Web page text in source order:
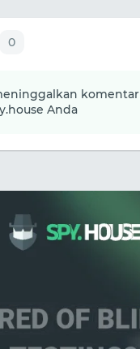
0
komentar
Anda